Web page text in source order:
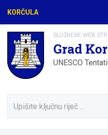
KORČULA
SLUŽBENE WEB
Grad
UNESCO